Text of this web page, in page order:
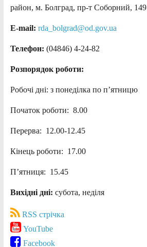
район, м. Болград, пр-т Соборний, 149
E-mail: rda_bolgrad@od.gov.ua
Телефон: (04846) 4-24-82
Розпорядок роботи:
Робочі дні: з понеділка по п’ятницю
Початок роботи: 8.00
Перерва: 12.00-12.45
Кінець роботи: 17.00
П’ятниця: 15.45
Вихідні дні: субота, неділя
RSS стрічка
YouTube
Facebook